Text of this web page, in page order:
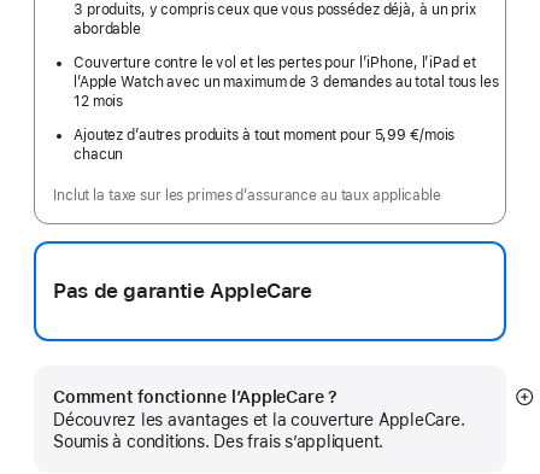
3 produits, y compris ceux que vous possédez déjà, à un prix
abordable
Couverture contre le vol et les pertes pour l’iPhone, l’iPad et
l’Apple Watch avec un maximum de 3 demandes au total tous les
12 mois
Ajoutez d’autres produits à tout moment pour 5,99 €/mois
chacun
Inclut la taxe sur les primes d’assurance au taux applicable
Pas de garantie AppleCare
Comment fonctionne l’AppleCare ?
Découvrez les avantages et la couverture AppleCare.
Soumis à conditions. Des frais s’appliquent.